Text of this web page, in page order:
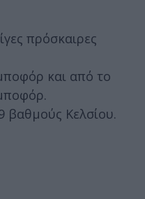
πρόσκαιρες
και από το
βαθμούς Κελσίου.